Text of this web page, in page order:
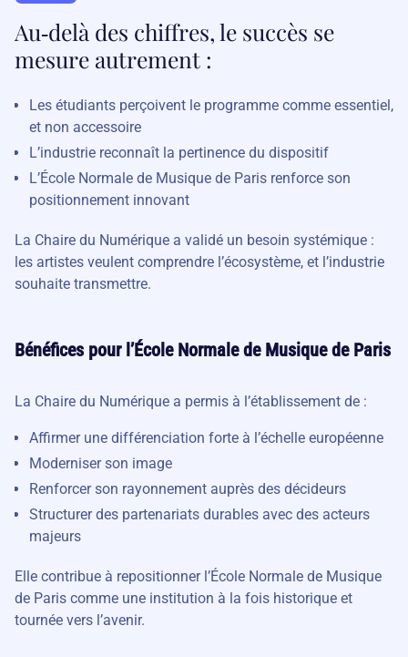
Au‑delà des chiffres, le succès se
mesure autrement :
Les étudiants perçoivent le programme comme essentiel,
et non accessoire
L’industrie reconnaît la pertinence du dispositif
L’École Normale de Musique de Paris renforce son
positionnement innovant
La Chaire du Numérique a validé un besoin systémique :
les artistes veulent comprendre l’écosystème, et l’industrie
souhaite transmettre.
Bénéfices pour l’École Normale de Musique de Paris
La Chaire du Numérique a permis à l’établissement de :
Affirmer une différenciation forte à l’échelle européenne
Moderniser son image
Renforcer son rayonnement auprès des décideurs
Structurer des partenariats durables avec des acteurs
majeurs
Elle contribue à repositionner l’École Normale de Musique
de Paris comme une institution à la fois historique et
tournée vers l’avenir.